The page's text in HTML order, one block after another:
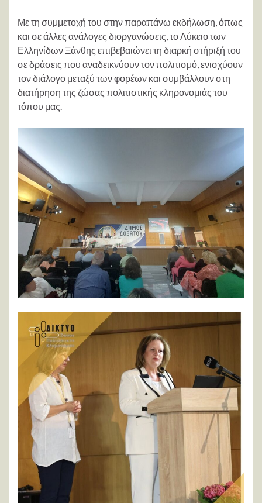
Με τη συμμετοχή του στην παραπάνω εκδήλωση, όπως
και σε άλλες ανάλογες διοργανώσεις, το Λύκειο των
Ελληνίδων Ξάνθης επιβεβαιώνει τη διαρκή στήριξή του
σε δράσεις που αναδεικνύουν τον πολιτισμό, ενισχύουν
τον διάλογο μεταξύ των φορέων και συμβάλλουν στη
διατήρηση της ζώσας πολιτιστικής κληρονομιάς του
τόπου μας.